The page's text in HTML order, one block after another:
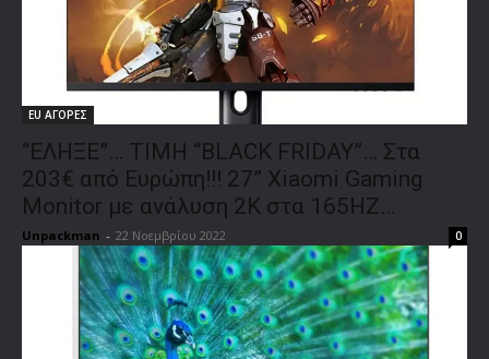
EU ΑΓΟΡΕΣ
“ΕΛΗΞΕ”… ΤΙΜΗ “BLACK FRIDAY”… Στα
203€ από Ευρώπη!!! 27” Xiaomi Gaming
Monitor με ανάλυση 2Κ στα 165ΗΖ…
Unpackman - 22 Νοεμβρίου 2022 0